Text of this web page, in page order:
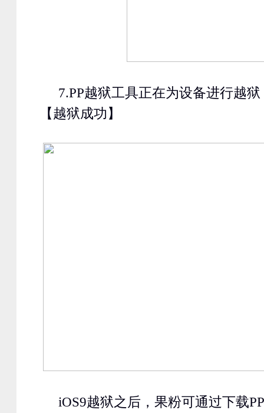
7.PP越狱工具正在为设备进行越
【越狱成功】
iOS9越狱之后，果粉可通过下载PP